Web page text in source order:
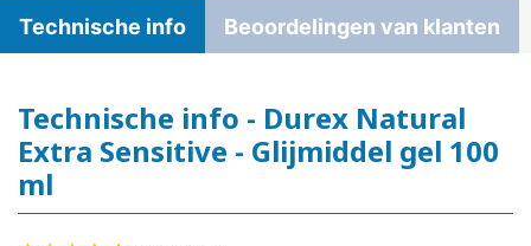
Technische info Beoordelingen van klanten
Technische info - Durex Natural
Extra Sensitive - Glijmiddel gel 100
ml